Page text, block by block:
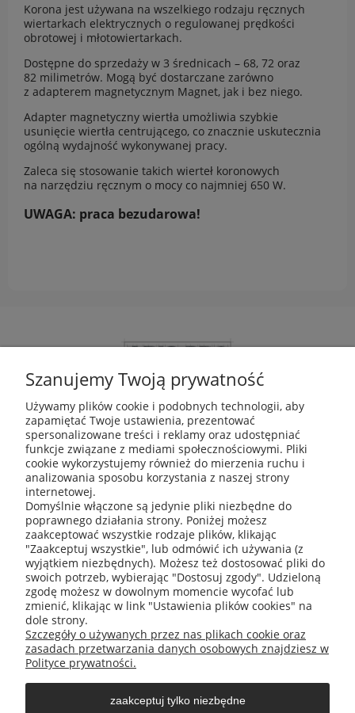
Korona jest używana na wszelkiego rodzaju ręcznych
wiertarkach elektrycznych o regulowanej prędkości
obrotowej i młotowiertarkach.
Dostępne do sprzedaży w 3 średnicach – 68, 72 oraz
82 milimetrów. Mogą być dostarczane zarówno
z adapterem magnetycznym Magnet, jak i bez niego.
Adapter magnetyczny wiertła umożliwia szybkie
usunięcie wiertła centrującego, co znacznie uskutecznia
ogólną wydajność wykonywanej pracy.
Zaleca się stosowanie takich wierteł koronowych
na narzędziu ręcznym o mocy co najmniej 650 W.
UWAGA: praca bezudarowa!
ABIS Pro sp. z o. o.
ul. Głogowska 11
30-416 Kraków
+48 531 809 706
office@abispro.pl
Blog
Szanujemy Twoją prywatność
Używamy plików cookie i podobnych technologii, aby
zapamiętać Twoje ustawienia, prezentować
spersonalizowane treści i reklamy oraz udostępniać
funkcje związane z mediami społecznościowymi. Pliki
cookie wykorzystujemy również do mierzenia ruchu i
analizowania sposobu korzystania z naszej strony
internetowej.
Domyślnie włączone są jedynie pliki niezbędne do
poprawnego działania strony. Poniżej możesz
zaakceptować wszystkie rodzaje plików, klikając
"Zaakceptuj wszystkie", lub odmówić ich używania (z
wyjątkiem niezbędnych). Możesz też dostosować pliki do
swoich potrzeb, wybierając "Dostosuj zgody". Udzieloną
zgodę możesz w dowolnym momencie wycofać lub
zmienić, klikając w link "Ustawienia plików cookies" na
dole strony.
Szczegóły o używanych przez nas plikach cookie oraz
zasadach przetwarzania danych osobowych znajdziesz w
Polityce prywatności.
zaakceptuj tylko niezbędne